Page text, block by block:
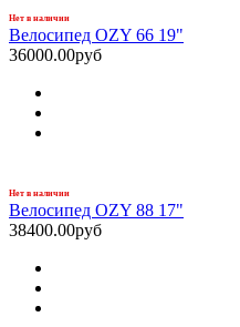
Нет в наличии
Велосипед OZY 66 19"
36000.00руб
Нет в наличии
Велосипед OZY 88 17"
38400.00руб